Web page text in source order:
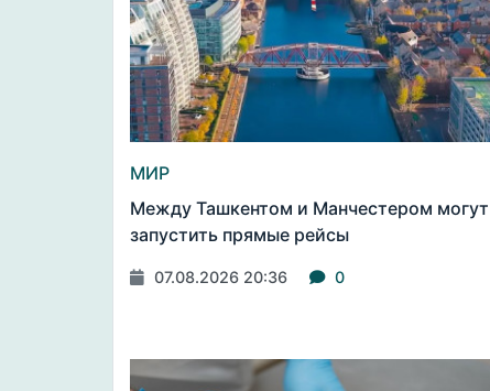
МИР
Между Ташкентом и Манчестером могут
запустить прямые рейсы
07.08.2026 20:36 0